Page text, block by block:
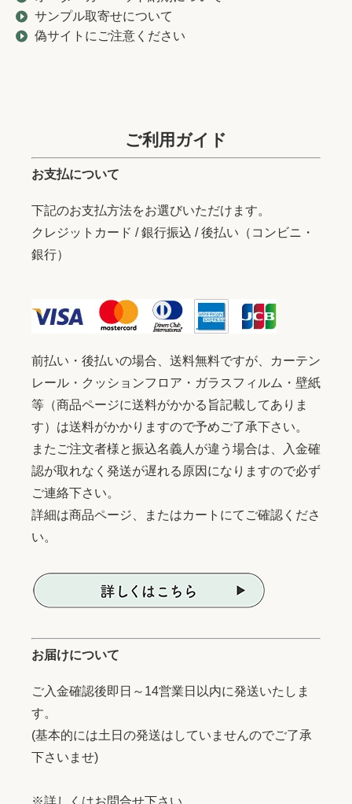
サンプル取寄せについて
偽サイトにご注意ください
ご利用ガイド
お支払について
下記のお支払方法をお選びいただけます。
クレジットカード / 銀行振込 / 後払い（コンビニ・
銀行）
前払い・後払いの場合、送料無料ですが、カーテン
レール・クッションフロア・ガラスフィルム・壁紙
等（商品ページに送料がかかる旨記載してありま
す）は送料がかかりますので予めご了承下さい。
またご注文者様と振込名義人が違う場合は、入金確
認が取れなく発送が遅れる原因になりますので必ず
ご連絡下さい。
詳細は商品ページ、またはカートにてご確認くださ
い。
お届けについて
ご入金確認後即日～14営業日以内に発送いたしま
す。
(基本的には土日の発送はしていませんのでご了承
下さいませ)